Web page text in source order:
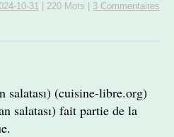
10-31 220 Mots 3 Commentaires
salatası) (cuisine-libre.org)
salatası) fait partie de la